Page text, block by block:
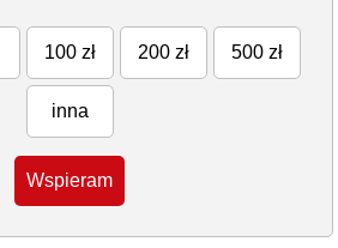
100 zł 200 zł 500 zł
inna
Wspieram